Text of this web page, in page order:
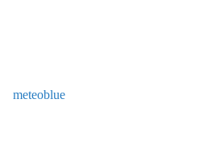
meteoblue